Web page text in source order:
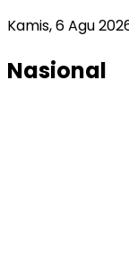
Kamis, 6 Agu
Nasional